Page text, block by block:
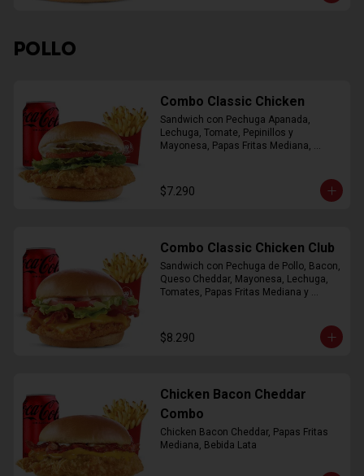
POLLO
Combo Classic Chicken
Sandwich con Pechuga Apanada,
Lechuga, Tomate, Pepinillos y
Mayonesa, Papas Fritas Mediana,
$7.290
Combo Classic Chicken Club
Sandwich con Pechuga de Pollo, Bacon,
Queso Cheddar, Mayonesa, Lechuga,
Tomates, Papas Fritas Mediana y
$8.290
Chicken Bacon Cheddar
Combo
Chicken Bacon Cheddar, Papas Fritas
Mediana, Bebida Lata